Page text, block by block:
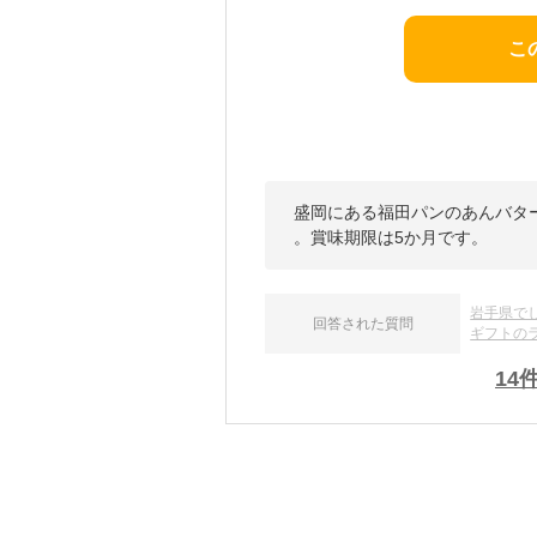
こ
盛岡にある福田パンのあんバ
。賞味期限は5か月です。
回答された質問
岩手県で
ギフトの
14